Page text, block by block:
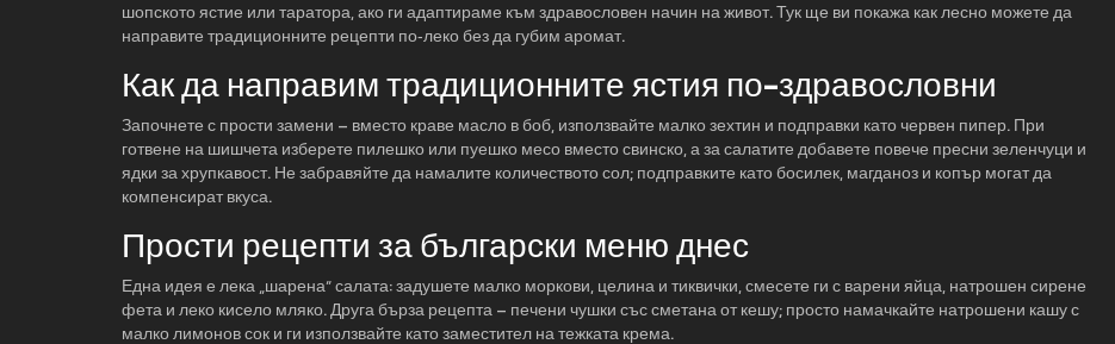
шопското ястие или таратора, ако ги адаптираме към здравословен начин на живот. Тук ще ви покажа как лесно можете да
направите традиционните рецепти по‑леко без да губим аромат.
Как да направим традиционните ястия по-здравословни
Започнете с прости замени – вместо краве масло в боб, използвайте малко зехтин и подправки като червен пипер. При
готвене на шишчета изберете пилешко или пуешко месо вместо свинско, а за салатите добавете повече пресни зеленчуци и
ядки за хрупкавост. Не забравяйте да намалите количеството сол; подправките като босилек, магданоз и копър могат да
компенсират вкуса.
Прости рецепти за български меню днес
Една идея е лека „шарена“ салата: задушете малко моркови, целина и тиквички, смесете ги с варени яйца, натрошен сирене
фета и леко кисело мляко. Друга бърза рецепта – печени чушки със сметана от кешу; просто намачкайте натрошени кашу с
малко лимонов сок и ги използвайте като заместител на тежката крема.